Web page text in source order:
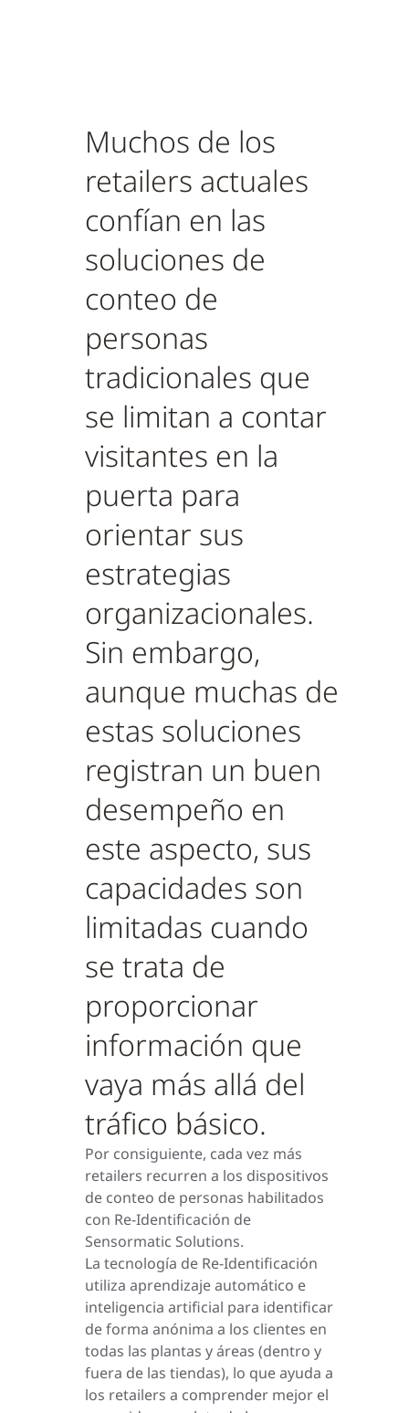
Muchos de los
retailers actuales
confían en las
soluciones de
conteo de
personas
tradicionales que
se limitan a contar
visitantes en la
puerta para
orientar sus
estrategias
organizacionales.
Sin embargo,
aunque muchas de
estas soluciones
registran un buen
desempeño en
este aspecto, sus
capacidades son
limitadas cuando
se trata de
proporcionar
información que
vaya más allá del
tráfico básico.
Por consiguiente, cada vez más
retailers recurren a los dispositivos
de conteo de personas habilitados
con Re-Identificación de
Sensormatic Solutions.
La tecnología de Re-Identificación
utiliza aprendizaje automático e
inteligencia artificial para identificar
de forma anónima a los clientes en
todas las plantas y áreas (dentro y
fuera de las tiendas), lo que ayuda a
los retailers a comprender mejor el